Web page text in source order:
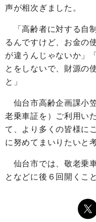
声が相次ぎました。
「高齢者に対する自
るんですけど、お金の
が違うんじゃないか」
とをしないで、財源の
と」
仙台市高齢企画課小
老乗車証を）ご利用い
て、より多くの皆様に
に努めてまいりたいと
仙台市では、敬老乗
となどに後６回開くこ